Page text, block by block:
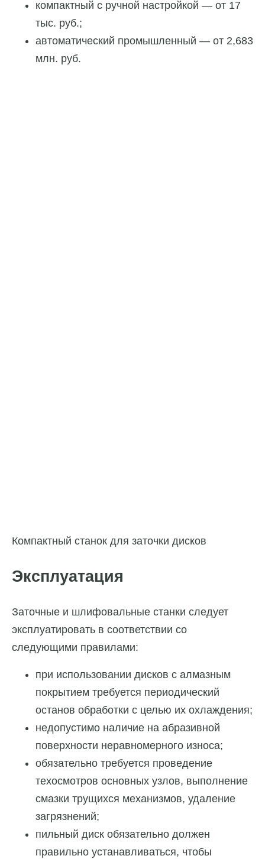
компактный с ручной настройкой — от 17
тыс. руб.;
автоматический промышленный — от 2,683
млн. руб.
Компактный станок для заточки дисков
Эксплуатация
Заточные и шлифовальные станки следует
эксплуатировать в соответствии со
следующими правилами:
при использовании дисков с алмазным
покрытием требуется периодический
останов обработки с целью их охлаждения;
недопустимо наличие на абразивной
поверхности неравномерного износа;
обязательно требуется проведение
техосмотров основных узлов, выполнение
смазки трущихся механизмов, удаление
загрязнений;
пильный диск обязательно должен
правильно устанавливаться, чтобы